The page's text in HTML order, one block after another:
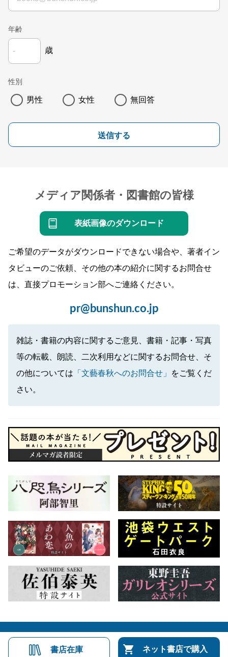
年齢
歳
性別
男性 女性 無回答
送信する
メディア関係者・図書館の皆様
表紙画像のダウンロード
ご希望のデータがダウンロードできない場合や、著者イン
タビューのご依頼、その他の本の紹介に関するお問合せ
は、直接プロモーション部へご連絡ください。
pr@bunshun.co.jp
雑誌・書籍の内容に関するご意見、書籍・記事・写真
等の転載、朗読、二次利用などに関するお問合せ、そ
の他については 「文藝春秋へのお問合せ」
をご覧くだ
さい。
書店在庫 ネット書店で購入
会社概要 自費出版のご案内 お問合せ
株式会社文藝春秋 Number Web CREA WEB